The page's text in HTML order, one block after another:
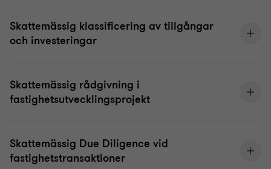
Skattemässig klassificering av tillgångar
och investeringar
Skattemässig rådgivning i
fastighetsutvecklingsprojekt
Skattemässig Due Diligence vid
fastighetstransaktioner